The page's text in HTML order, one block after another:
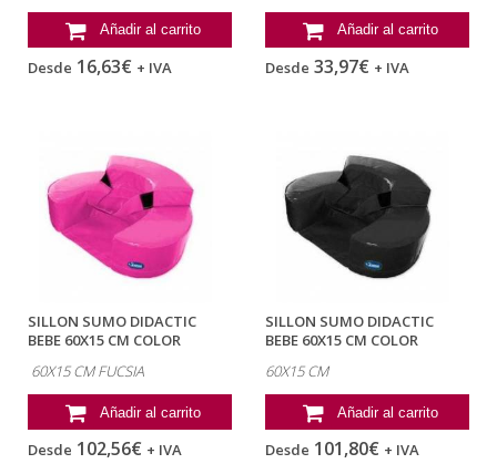
Añadir al carrito
Desde 16,63€ + IVA
Añadir al carrito
Desde 33,97€ + IVA
SILLON SUMO DIDACTIC
BEBE 60X15 CM COLOR
60X15 CM FUCSIA
Añadir al carrito
Desde 102,56€ + IVA
SILLON SUMO DIDACTIC
BEBE 60X15 CM COLOR
60X15 CM
Añadir al carrito
Desde 101,80€ + IVA